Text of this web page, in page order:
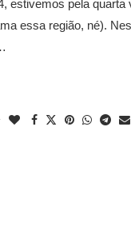
estivemos pela quarta
essa região, né).